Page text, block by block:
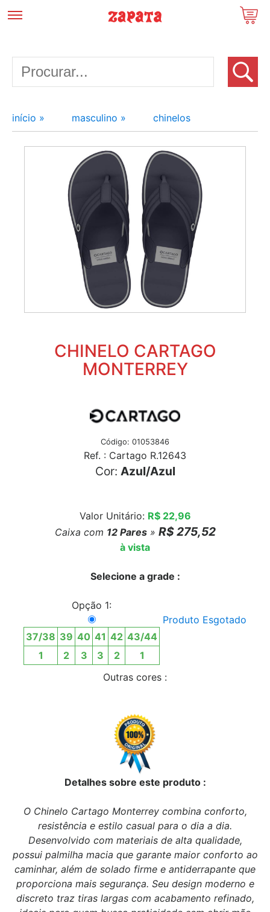
início » masculino » chinelos
CHINELO CARTAGO
MONTERREY
Código: 01053846
Ref. : Cartago R.12643
Cor: Azul/Azul
Valor Unitário: R$ 22,96
Caixa com 12Pares» R$ 275,52
à vista
Selecione a grade :
Opção 1:
37/38 39 40 41 42 43/44
1
2 3 3 2 1
Produto Esgotado
Outras cores :
Detalhes sobre este produto :
O Chinelo Cartago Monterrey combina conforto,
resistência e estilo casual para o dia a dia.
Desenvolvido com materiais de alta qualidade,
possui palmilha macia que garante maior conforto ao
caminhar, além de solado firme e antiderrapante que
proporciona mais segurança. Seu design moderno e
discreto traz tiras largas com acabamento refinado,